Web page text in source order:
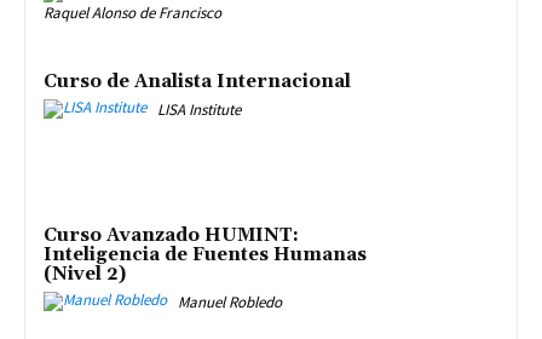
Raquel Alonso de Francisco
Curso de Analista Internacional
LISA Institute
Curso Avanzado HUMINT:
Inteligencia de Fuentes Humanas
(Nivel 2)
Manuel Robledo